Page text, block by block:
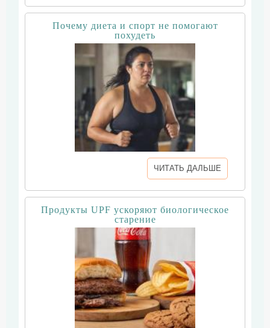
Почему диета и спорт не помогают
похудеть
ЧИТАТЬ ДАЛЬШЕ
Продукты UPF ускоряют биологическое
старение